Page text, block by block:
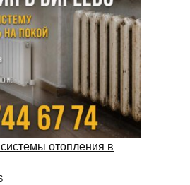
отопления в